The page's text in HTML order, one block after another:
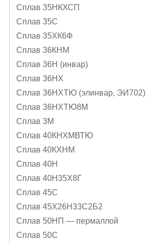
Сплав 35НКХСП
Сплав 35С
Сплав 35ХК6Ф
Сплав 36КНМ
Сплав 36Н (инвар)
Сплав 36НХ
Сплав 36НХТЮ (элинвар, ЭИ702)
Сплав 36НХТЮ8М
Сплав 3М
Сплав 40КНХМВТЮ
Сплав 40КХНМ
Сплав 40Н
Сплав 40Н35Х8Г
Сплав 45С
Сплав 45Х26Н33С2Б2
Сплав 50НП — пермаллой
Сплав 50С